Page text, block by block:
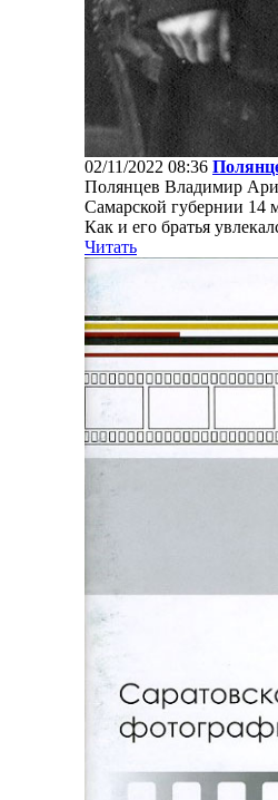
02/11/2022 08:36
Полянцев Владимир
Самарской губернии 14
Как и его братья
Читать